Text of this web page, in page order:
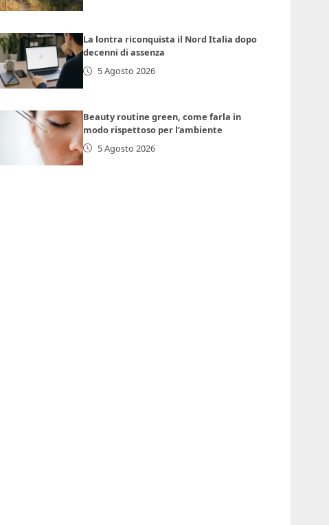
La lontra riconquista il Nord Italia dopo
decenni di assenza
5 Agosto 2026
Beauty routine green, come farla in
modo rispettoso per l’ambiente
5 Agosto 2026